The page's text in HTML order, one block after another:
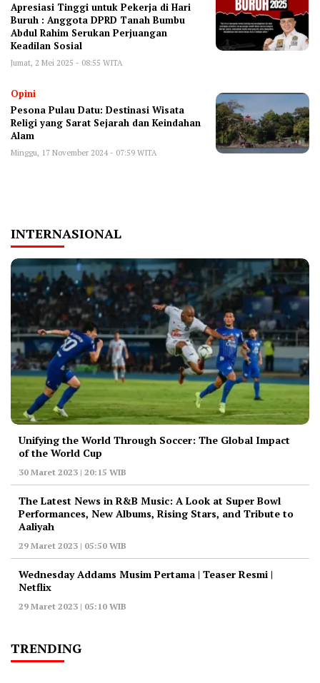
Apresiasi Tinggi untuk Pekerja di Hari
Buruh : Anggota DPRD Tanah Bumbu
Abdul Rahim Serukan Perjuangan
Keadilan Sosial
Jumat, 2 Mei 2025 - 08:55 WITA
Opini
Pesona Pulau Datu: Destinasi Wisata
Religi yang Sarat Sejarah dan Keindahan
Alam
Minggu, 17 November 2024 - 07:59 WITA
INTERNASIONAL
Unifying the World Through Soccer: The Global Impact
of the World Cup
30 Maret 2023 | 20:15 WIB
The Latest News in R&B Music: A Look at Super Bowl
Performances, New Albums, Rising Stars, and Tribute to
Aaliyah
29 Maret 2023 | 05:50 WIB
Wednesday Addams Musim Pertama | Teaser Resmi |
Netflix
29 Maret 2023 | 05:10 WIB
TRENDING